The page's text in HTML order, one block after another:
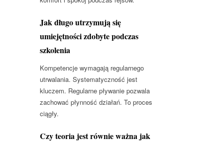
Jak długo utrzymują się
umiejętności zdobyte podczas
szkolenia
Kompetencje wymagają regularnego
utrwalania. Systematyczność jest
kluczem. Regularne pływanie pozwala
zachować płynność działań. To proces
ciągły.
Czy teoria jest równie ważna jak